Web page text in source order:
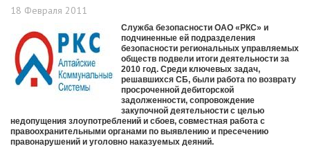
18 Февраля 2011
Служба безопасности ОАО «РКС» и
подчиненные ей подразделения
безопасности региональных управляемых
обществ подвели итоги деятельности за
2010 год. Среди ключевых задач,
решавшихся СБ, были работа по возврату
просроченной дебиторской
задолженности, сопровождение
закупочной деятельности с целью
недопущения злоупотреблений и сбоев, совместная работа с
правоохранительными органами по выявлению и пресечению
правонарушений и уголовно наказуемых деяний.